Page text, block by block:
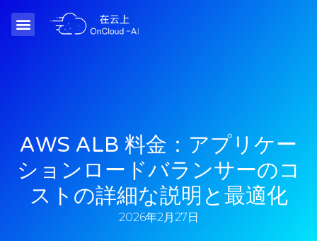
AWS ALB 料金：アプリケー
ションロードバランサーのコ
ストの詳細な説明と最適化
2026年2月27日